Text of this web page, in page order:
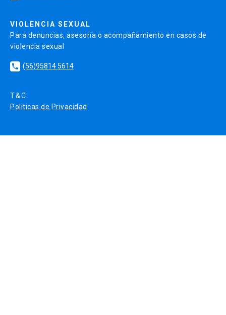
VIOLENCIA SEXUAL
Para denuncias, asesoría o acompañamiento en casos de
violencia sexual
local_phone (56)95814 5614
T&C
Politicas de Privacidad